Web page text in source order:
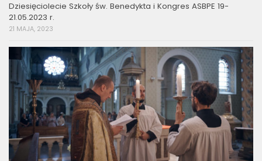
Dziesięciolecie Szkoły św. Benedykta i Kongres ASBPE 19-
21.05.2023 r.
21 MAJA, 2023